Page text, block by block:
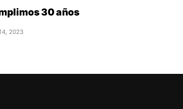
30 años
2023